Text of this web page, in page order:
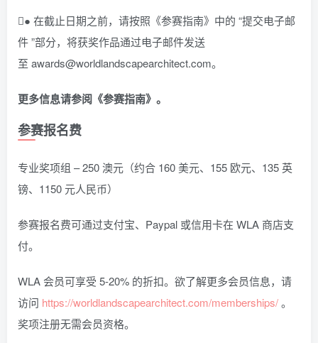
● 在截止日期之前，请按照《参赛指南》中的 “提交电子邮
件 ”部分，将获奖作品通过电子邮件发送
至 awards@worldlandscapearchitect.com。
更多信息请参阅《参赛指南》。
参赛报名费
专业奖项组 – 250 澳元（约合 160 美元、155 欧元、135 英
镑、1150 元人民币）
参赛报名费可通过支付宝、Paypal 或信用卡在 WLA 商店支
付。
WLA 会员可享受 5-20% 的折扣。欲了解更多会员信息，请
访问 https://worldlandscapearchitect.com/memberships/。
奖项注册无需会员资格。